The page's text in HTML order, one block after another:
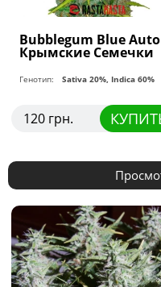
Bubblegum Blue Auto
Крымские Семечки
Генотип: Sativa 20%, Indica 60%
120 грн.